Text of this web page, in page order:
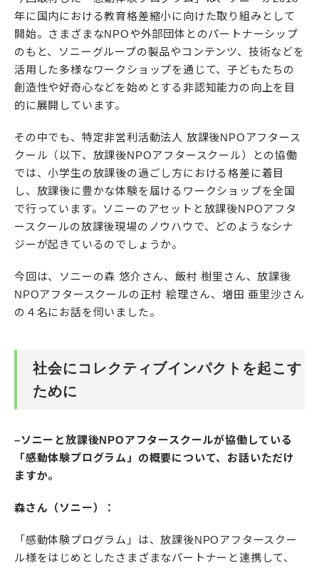
年に国内における教育格差縮小に向けた取り組みとして
開始。さまざまなNPOや外部団体とのパートナーシップ
のもと、ソニーグループの製品やコンテンツ、技術などを
活用した多様なワークショップを通じて、子どもたちの
創造性や好奇心などを始めとする非認知能力の向上を目
的に展開しています。
その中でも、特定非営利活動法人 放課後NPOアフタース
クール（以下、放課後NPOアフタースクール）との協働
では、小学生の放課後の過ごし方における格差に着目
し、放課後に豊かな体験を届けるワークショップを全国
で行っています。ソニーのアセットと放課後NPOアフタ
ースクールの放課後現場のノウハウで、どのようなシナ
ジーが起きているのでしょうか。
今回は、ソニーの森 悠介さん、飯村 樹里さん、放課後
NPOアフタースクールの正村 絵理さん、増田 亜里沙さん
の４名にお話を伺いました。
社会にコレクティブインパクトを起こす
ために
–ソニーと放課後NPOアフタースクールが協働している
「感動体験プログラム」の概要について、お話いただけ
ますか。
森さん（ソニー）：
「感動体験プログラム」は、放課後NPOアフタースクー
ル様をはじめとしたさまざまなパートナーと連携して、